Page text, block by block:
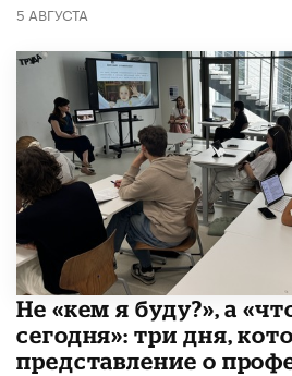
5 АВГУСТА
Не «кем я буду?», а
сегодня»: три дня,
представление о